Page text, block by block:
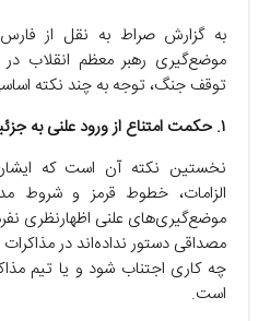
به گزارش صراط به نقل از
موضع‌گیری رهبر معظم انقلاب
توقف جنگ، توجه به چند نکته
۱. حکمت امتناع از ورود علنی به جزئیات مذاکرات
نخستین نکته آن است که ایشان
الزامات، خطوط قرمز و شروط
موضع‌گیری‌های علنی اظهارنظری
مصداقی دستور نداده‌اند در
چه کاری اجتناب شود و یا تیم
است.